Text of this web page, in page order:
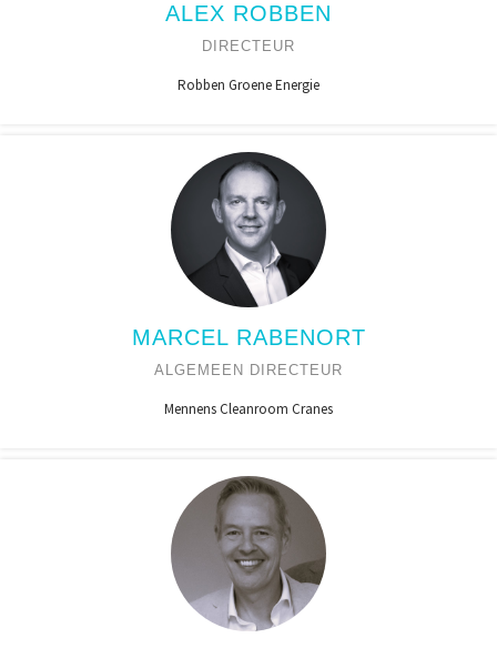
ALEX ROBBEN
DIRECTEUR
Robben Groene Energie
MARCEL RABENORT
ALGEMEEN DIRECTEUR
Mennens Cleanroom Cranes